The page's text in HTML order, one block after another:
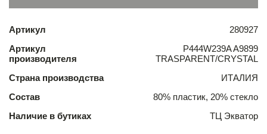
Артикул
280927
Артикул
производителя
P444W239A A9899
TRASPARENT/CRYSTAL
Страна производства
ИТАЛИЯ
Состав
80% пластик, 20% стекло
Наличие в бутиках
ТЦ Экватор